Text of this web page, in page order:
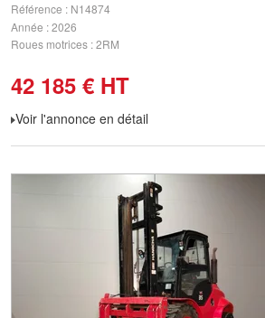
Référence
N14874
Année 2026
Roues motrices 2RM
42 185 € HT
Voir l'annonce en détail